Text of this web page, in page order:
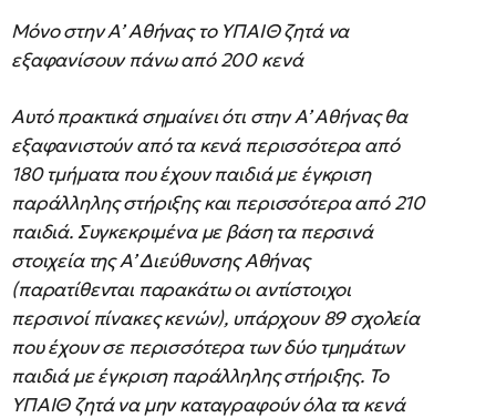
Μόνο στην Α’ Αθήνας το ΥΠΑΙΘ ζητά να
εξαφανίσουν πάνω από 200 κενά
Αυτό πρακτικά σημαίνει ότι στην Α’ Αθήνας θα
εξαφανιστούν από τα κενά περισσότερα από
180 τμήματα που έχουν παιδιά με έγκριση
παράλληλης στήριξης και περισσότερα από 210
παιδιά. Συγκεκριμένα με βάση τα περσινά
στοιχεία της Α’ Διεύθυνσης Αθήνας
(παρατίθενται παρακάτω οι αντίστοιχοι
περσινοί πίνακες κενών), υπάρχουν 89 σχολεία
που έχουν σε περισσότερα των δύο τμημάτων
παιδιά με έγκριση παράλληλης στήριξης. Το
ΥΠΑΙΘ ζητά να μην καταγραφούν όλα τα κενά